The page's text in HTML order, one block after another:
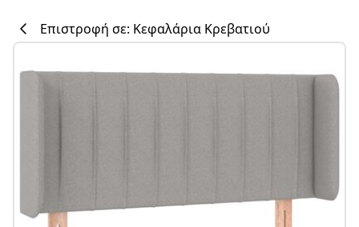
Συλλογή
Επιστροφή σε: Κεφαλάρια Κρεβατιού